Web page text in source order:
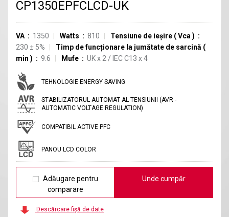
CP1350EPFCLCD-UK
VA 1350 Watts 810 Tensiune de ieșire (Vca )
230 ± 5%
Timp de funcționare la jumătate de sarcină (
min ) 9.6 Mufe UKx 2 / IEC C13 x4
TEHNOLOGIE ENERGY SAVING
STABILIZATORUL AUTOMAT AL TENSIUNII (AVR -
AUTOMATIC VOLTAGE REGULATION)
COMPATIBIL ACTIVE PFC
PANOU LCD COLOR
Adăugare pentru
comparare
Unde cumpăr
Descărcare fișă de date